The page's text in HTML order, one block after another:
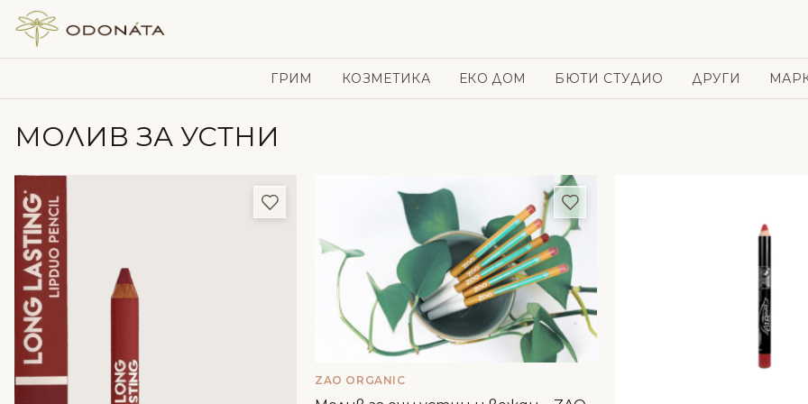
Skip to content
ГРИМ КОЗМЕТИКА ЕКО ДОМ БЮТИ СТУДИО ДРУГИ
МОЛИВ ЗА УСТНИ
Добави в любими Добави в любими
ZAO ORGANIC